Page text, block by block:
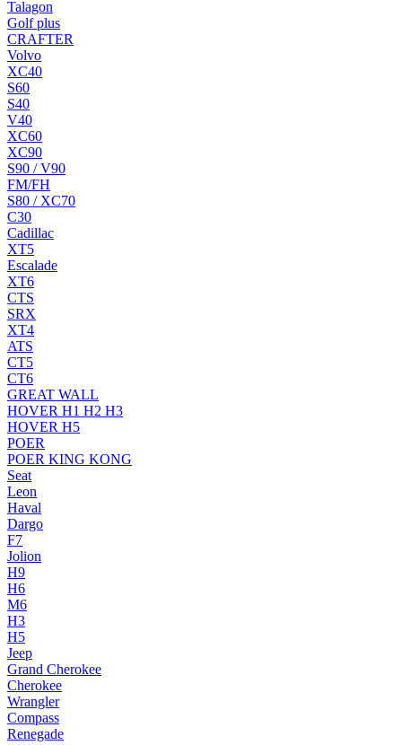
Talagon
Golf plus
CRAFTER
Volvo
XC40
S60
S40
V40
XC60
XC90
S90 / V90
FM/FH
S80 / XC70
C30
Cadillac
XT5
Escalade
XT6
CTS
SRX
XT4
ATS
CT5
CT6
GREAT WALL
HOVER H1 H2 H3
HOVER H5
POER
POER KING KONG
Seat
Leon
Haval
Dargo
F7
Jolion
H9
H6
M6
H3
H5
Jeep
Grand Cherokee
Cherokee
Wrangler
Compass
Renegade